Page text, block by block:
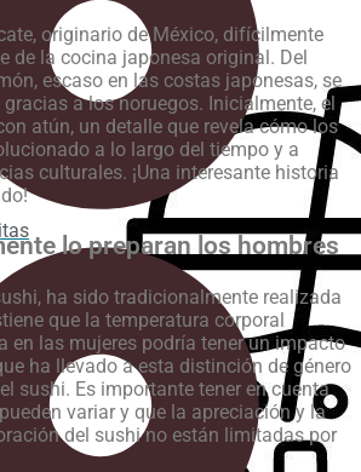
originario de México, difícilmente
de la cocina japonesa original. Del
escaso en las costas japonesas, se
a los noruegos. Inicialmente, el
atún, un detalle que revela cómo los
a lo largo del tiempo y a
culturales. ¡Una interesante historia
lo preparan los hombres
ha sido tradicionalmente realizada
que la temperatura corporal
en las mujeres podría tener un impacto
ha llevado a esta distinción de género
sushi. Es importante tener en cuenta
variar y que la apreciación y la
del sushi no están limitadas por